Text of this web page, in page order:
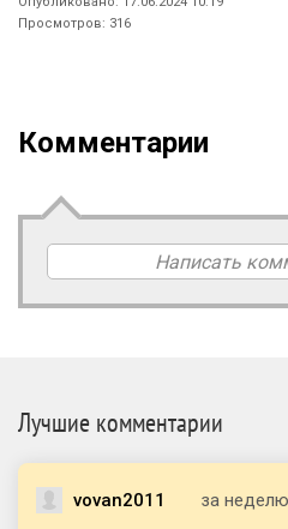
Просмотров: 316
Комментарии
Написать
Лучшие комментарии
vovan2011 за неделю